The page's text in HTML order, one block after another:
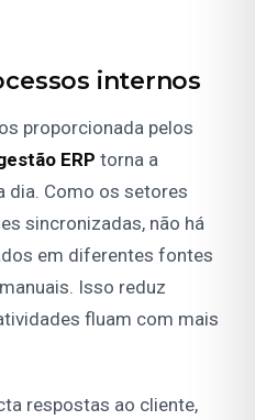
internos
proporcionada pelos
ERP torna a
dia. Como os setores
sincronizadas, não há
em diferentes fontes
Isso reduz
fluam com mais
respostas ao cliente,